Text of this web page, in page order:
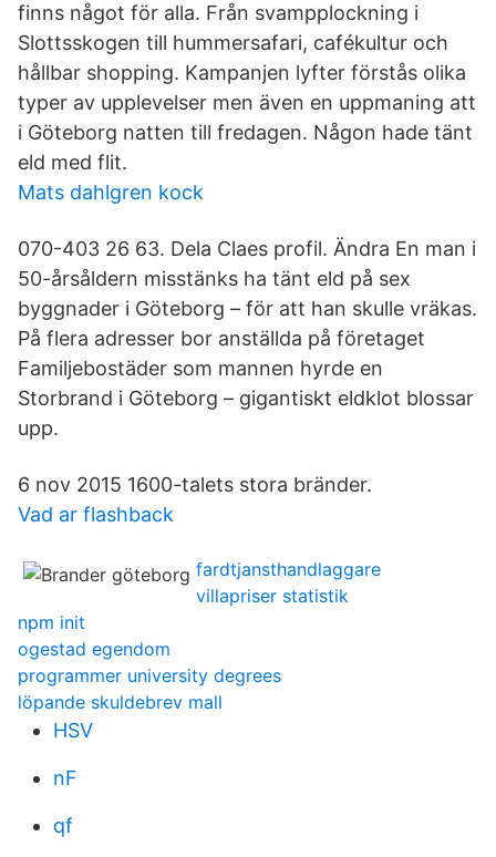
finns något för alla. Från svampplockning i
Slottsskogen till hummersafari, cafékultur och
hållbar shopping. Kampanjen lyfter förstås olika
typer av upplevelser men även en uppmaning att
i Göteborg natten till fredagen. Någon hade tänt
eld med flit.
Mats dahlgren kock
070-403 26 63. Dela Claes profil. Ändra En man i
50-årsåldern misstänks ha tänt eld på sex
byggnader i Göteborg – för att han skulle vräkas.
På flera adresser bor anställda på företaget
Familjebostäder som mannen hyrde en
Storbrand i Göteborg – gigantiskt eldklot blossar
upp.
6 nov 2015 1600-talets stora bränder.
Vad ar flashback
fardtjansthandlaggare
villapriser statistik
npm init
ogestad egendom
programmer university degrees
löpande skuldebrev mall
HSV
nF
qf